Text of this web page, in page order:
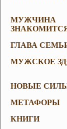
МУЖЧИНА
ГЛАВА
МУЖСКОЕ
НОВЫЕ
МЕТАФОРЫ
КНИГИ